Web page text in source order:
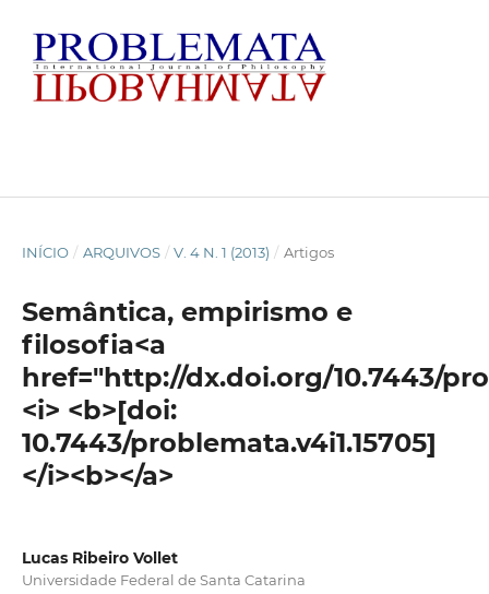
INÍCIO / ARQUIVOS / V. 4 N. 1 (2013) / Artigos
Semântica, empirismo e
filosofia<a
href="http://dx.doi.org/10.7443/
<i> <b>[doi:
10.7443/problemata.v4i1.15705]
</i><b></a>
Lucas Ribeiro Vollet
Universidade Federal de Santa Catarina